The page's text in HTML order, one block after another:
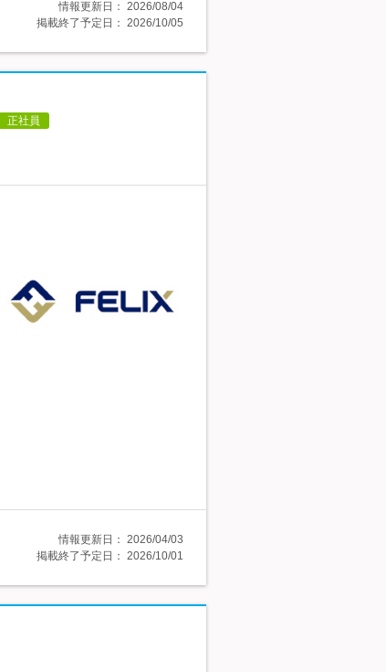
情報更新日： 2026/08/04
掲載終了予定日： 2026/10/05
正社員
情報更新日： 2026/04/03
掲載終了予定日： 2026/10/01